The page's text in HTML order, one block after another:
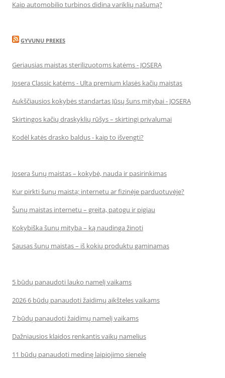
Kaip automobilio turbinos didina variklių našumą?
GYVUNU PREKES
Geriausias maistas sterilizuotoms katėms - JOSERA
Josera Classic katėms - Ulta premium klasės kačių maistas
Aukščiausios kokybės standartas Jūsų šuns mitybai - JOSERA
Skirtingos kačių draskyklių rūšys – skirtingi privalumai
Kodėl katės drasko baldus - kaip to išvengti?
Josera šunų maistas – kokybė, nauda ir pasirinkimas
Kur pirkti šunų maistą: internetu ar fizinėje parduotuvėje?
Šunų maistas internetu – greita, patogu ir pigiau
Kokybiška šunų mityba – ką naudinga žinoti
Sausas šunų maistas – iš kokių produktų gaminamas
5 būdų panaudoti lauko namelį vaikams
2026 6 būdų panaudoti žaidimų aikšteles vaikams
7 būdų panaudoti žaidimų namelį vaikams
Dažniausios klaidos renkantis vaikų namelius
11 būdų panaudoti medinę laipiojimo sienelę